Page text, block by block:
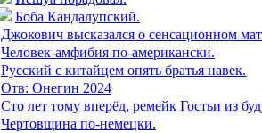
Боба Кандалупский.
Джокович высказался о сенсационном
Человек-амфибия по-американски.
Русский с китайцем опять братья навек.
Отв: Онегин 2024
Сто лет тому вперёд, ремейк Гостьи из
Чертовщина по-немецки.